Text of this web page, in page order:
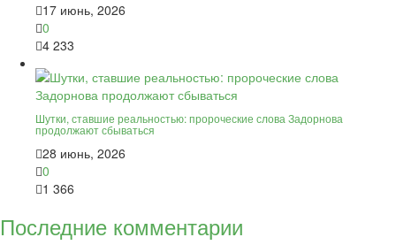
17 июнь, 2026
0
4 233
Шутки, ставшие реальностью: пророческие слова Задорнова
продолжают сбываться
28 июнь, 2026
0
1 366
Последние комментарии